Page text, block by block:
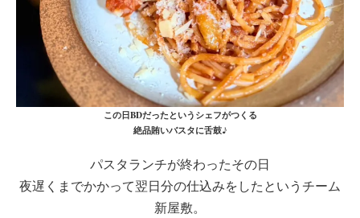
この日BDだったというシェフがつくる
絶品賄いバスタに舌鼓♪
パスタランチが終わったその日
夜遅くまでかかって翌日分の仕込みをしたというチーム
新屋敷。